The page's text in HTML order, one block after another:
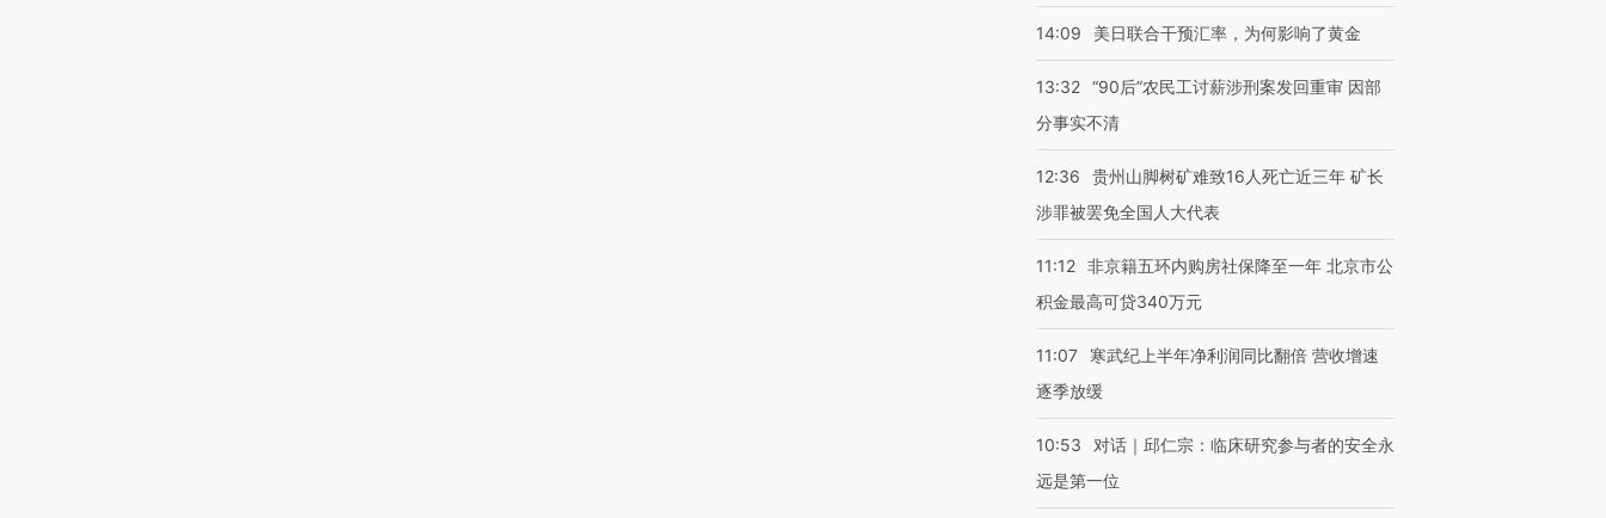
14:09 美日联合干预汇率，为何影响了黄金
13:32 “90后”农民工讨薪涉刑案发回重审 因部
分事实不清
12:36
贵州山脚树矿难致16人死亡近三年 矿长
涉罪被罢免全国人大代表
11:12 非京籍五环内购房社保降至一年 北京市公
积金最高可贷340万元
11:07
寒武纪上半年净利润同比翻倍 营收增速
逐季放缓
10:53
对话｜邱仁宗：临床研究参与者的安全永
远是第一位